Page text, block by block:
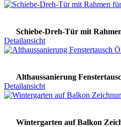
Schiebe-Dreh-Tür mit
Detailansicht
Althaussanierung
Detailansicht
Wintergarten auf Balkon